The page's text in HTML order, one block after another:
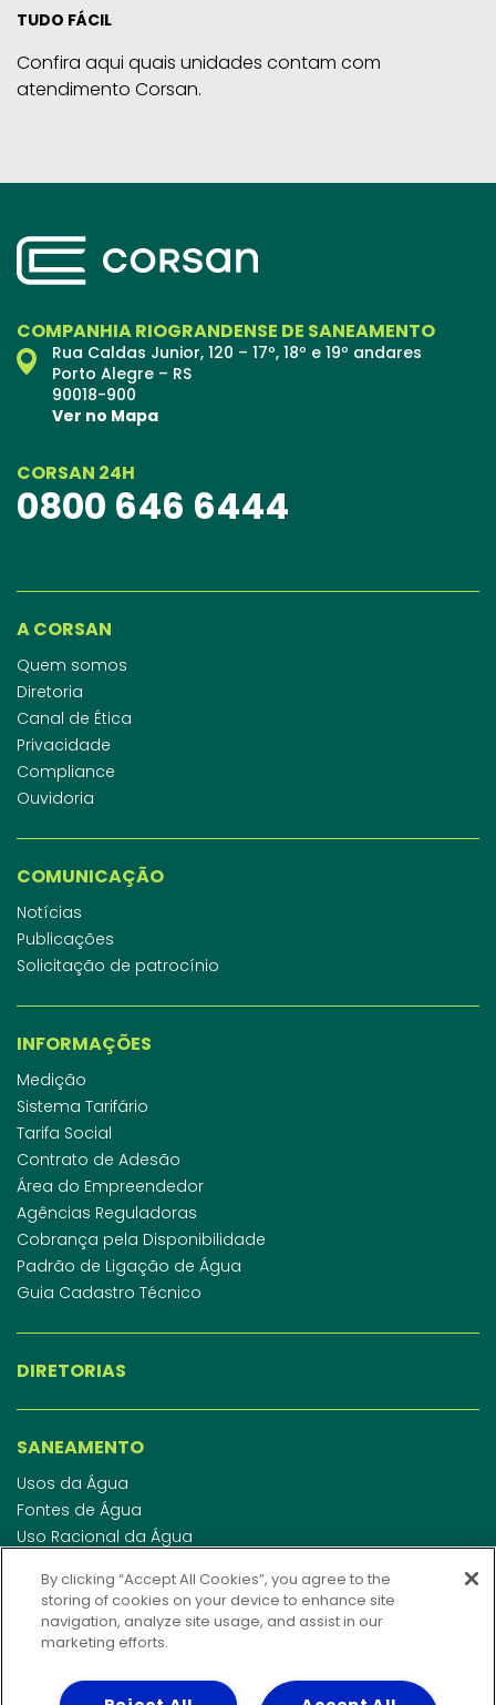
TUDO FÁCIL
Confira aqui quais unidades contam com
atendimento Corsan.
COMPANHIA RIOGRANDENSE DE SANEAMENTO
Rua Caldas Junior, 120 – 17º, 18º e 19º andares
Porto Alegre – RS
90018-900
Ver no Mapa
CORSAN 24H
0800 646 6444
A CORSAN
Quem somos
Diretoria
Canal de Ética
Privacidade
Compliance
Ouvidoria
COMUNICAÇÃO
Notícias
Publicações
Solicitação de patrocínio
INFORMAÇÕES
Medição
Sistema Tarifário
Tarifa Social
Contrato de Adesão
Área do Empreendedor
Agências Reguladoras
Cobrança pela Disponibilidade
Padrão de Ligação de Água
Guia Cadastro Técnico
DIRETORIAS
SANEAMENTO
Usos da Água
Fontes de Água
Uso Racional da Água
Esgotamento Sanitário
Regulamento de Água e Esgoto
Indicadores de qualidade da água
By clicking “Accept All Cookies”, you agree to the
storing of cookies on your device to enhance site
navigation, analyze site usage, and assist in our
marketing efforts.